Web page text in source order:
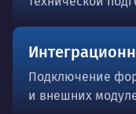
Подключение
и внешних